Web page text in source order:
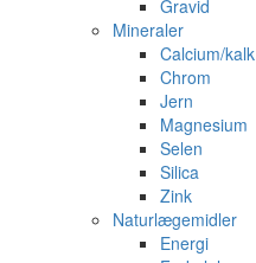
Gravid
Mineraler
Calcium/kalk
Chrom
Jern
Magnesium
Selen
Silica
Zink
Naturlægemidler
Energi